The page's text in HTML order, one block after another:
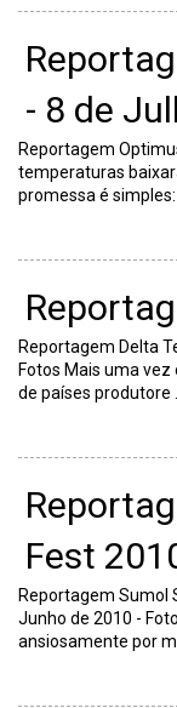
- 8 de
Reportagem
temperaturas
promessa é
Reportagem Delta
Fotos Mais uma
de países produtore ...
Fest
Reportagem Sumol
Junho de 2010 -
ansiosamente por